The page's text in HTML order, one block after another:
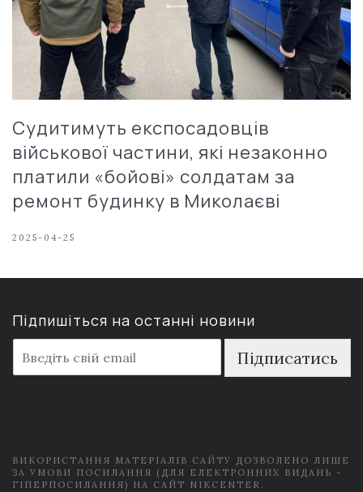
Судитимуть експосадовців
військової частини, які незаконно
платили «бойові» солдатам за
ремонт будинку в Миколаєві
2025-04-25
Підпишіться на останні новини
m
a
Підписатись
ВИКОРИСТАННЯ МАТЕРІАЛІВ САЙТУ ДОЗВОЛЕНО ЛИШЕ
ЗА УМОВИ ПОСИЛАННЯ (ДЛЯ ЕЛЕКТРОННИХ ВИДАНЬ -
ГІПЕРПОСИЛАННЯ) НА САЙТ NIKCENTER.